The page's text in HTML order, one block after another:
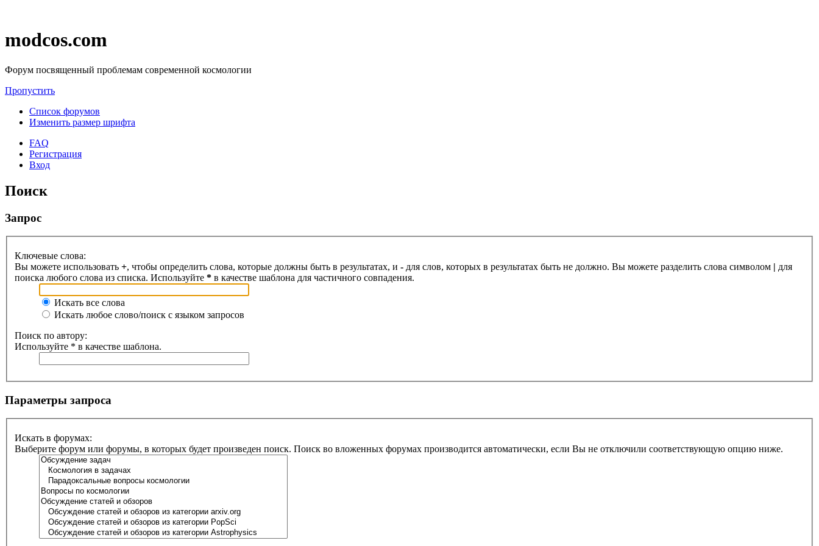
modcos.com
Форум посвященный проблемам современной космологии
Пропустить
Список форумов
Изменить размер шрифта
FAQ
Регистрация
Вход
Поиск
Запрос
Ключевые слова:
Вы можете использовать +, чтобы определить слова, которые должны быть в результатах, и - для слов, которых в результатах быть не должно. Вы можете разделить слова символом | для
поиска любого слова из списка. Используйте * в качестве шаблона для частичного совпадения.
Искать все слова
Искать любое слово/поиск с языком запросов
Поиск по автору:
Используйте * в качестве шаблона.
Параметры запроса
Искать в форумах:
Выберите форум или форумы, в которых будет произведен поиск. Поиск во вложенных форумах производится автоматически, если Вы не отключили соответствующую опцию ниже.